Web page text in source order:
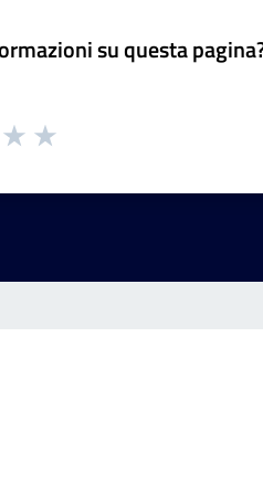
su questa